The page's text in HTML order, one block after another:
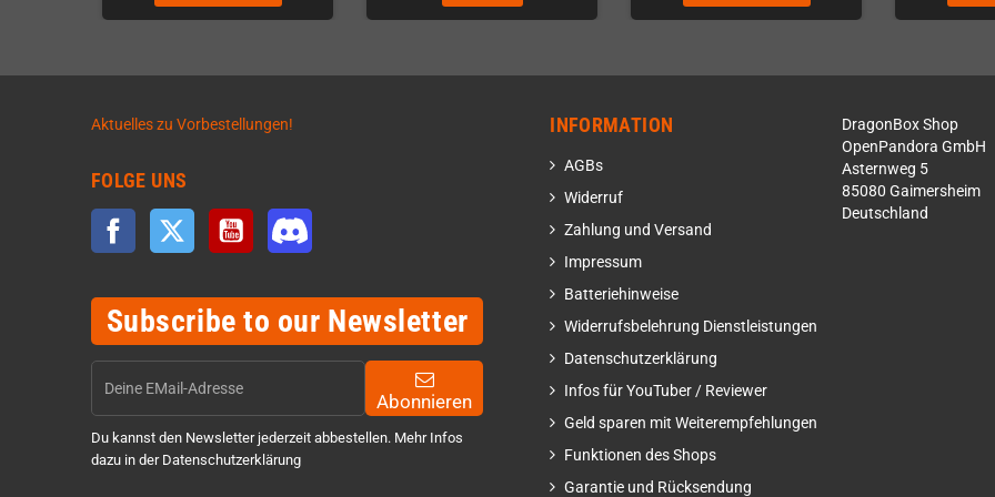
Aktuelles zu Vorbestellungen!
FOLGE UNS
Facebook Twitter YouTube
Subscribe to our Newsletter
Abonnieren
Du kannst den Newsletter jederzeit abbestellen. Mehr Infos
dazu in der Datenschutzerklärung
INFORMATION
AGBs
Widerruf
Zahlung und Versand
Impressum
Batteriehinweise
Widerrufsbelehrung Dienstleistungen
Datenschutzerklärung
Infos für YouTuber / Reviewer
Geld sparen mit Weiterempfehlungen
Funktionen des Shops
Garantie und Rücksendung
DragonBox Shop
OpenPandora GmbH
Asternweg 5
85080 Gaimersheim
Deutschland